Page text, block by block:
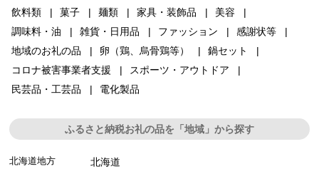
飲料類
菓子 麺類 家具・装飾品
美容
調味料・油
雑貨・日用品 ファッション
感謝状等
地域のお礼の品
卵（鶏、烏骨鶏等）
鍋セット
コロナ被害事業者支援
スポーツ・アウトドア
民芸品・工芸品
電化製品
ふるさと納税お礼の品を「地域」から探す
北海道地方 北海道